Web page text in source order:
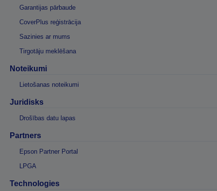
Garantijas pārbaude
CoverPlus reģistrācija
Sazinies ar mums
Tirgotāju meklēšana
Noteikumi
Lietošanas noteikumi
Juridisks
Drošības datu lapas
Partners
Epson Partner Portal
LPGA
Technologies